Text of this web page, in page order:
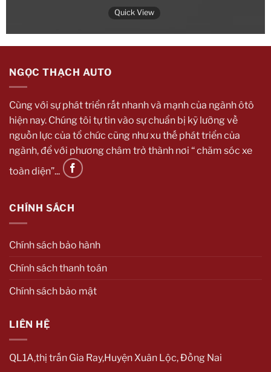
Quick View
NGỌC THẠCH AUTO
Cùng với sự phát triển rất nhanh và mạnh của ngành ôtô
hiện nay. Chúng tôi tự tin vào sự chuẩn bị kỹ lưỡng về
nguồn lực của tổ chức cũng như xu thế phát triển của
ngành, để với phương châm trở thành nơi “ chăm sóc xe
toàn diện”...
CHÍNH SÁCH
Chính sách bảo hành
Chính sách thanh toán
Chính sách bảo mật
LIÊN HỆ
QL1A,thị trấn Gia Ray,Huyện Xuân Lộc, Đồng Nai